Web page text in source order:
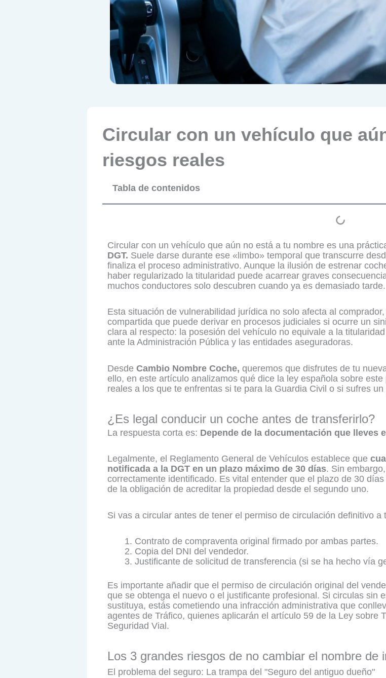
Circular con un vehículo que
riesgos reales
Tabla de contenidos
Circular con un vehículo que aún no está a tu nombre es una
DGT. Suele darse durante ese «limbo» temporal que transcurre
finaliza el proceso administrativo. Aunque la ilusión de estrenar
haber regularizado la titularidad puede acarrear graves
muchos conductores solo descubren cuando ya es demasiado tarde.
Esta situación de vulnerabilidad jurídica no solo afecta al
compartida que puede derivar en procesos judiciales si ocurre un
clara al respecto: la posesión del vehículo no equivale a la
ante la Administración Pública y las entidades aseguradoras.
Desde Cambio Nombre Coche, queremos que disfrutes de tu
ello, en este artículo analizamos qué dice la ley española sobre
reales a los que te enfrentas si te para la Guardia Civil o si sufres
¿Es legal conducir un coche antes de transferirlo?
La respuesta corta es: Depende de la documentación que lleves
Legalmente, el Reglamento General de Vehículos establece que
notificada a la DGT en un plazo máximo de 30 días. Sin
correctamente identificado. Es vital entender que el plazo de 30
de la obligación de acreditar la propiedad desde el segundo uno.
Si vas a circular antes de tener el permiso de circulación definitivo
Contrato de compraventa original firmado por ambas partes.
Copia del DNI del vendedor.
Justificante de solicitud de transferencia (si se ha hecho vía
Es importante añadir que el permiso de circulación original del
que se obtenga el nuevo o el justificante profesional. Si circulas sin
sustituya, estás cometiendo una infracción administrativa que
agentes de Tráfico, quienes aplicarán el artículo 59 de la Ley sobre
Seguridad Vial.
Los 3 grandes riesgos de no cambiar el nombre de
El problema del seguro: La trampa del "Seguro del antiguo dueño"